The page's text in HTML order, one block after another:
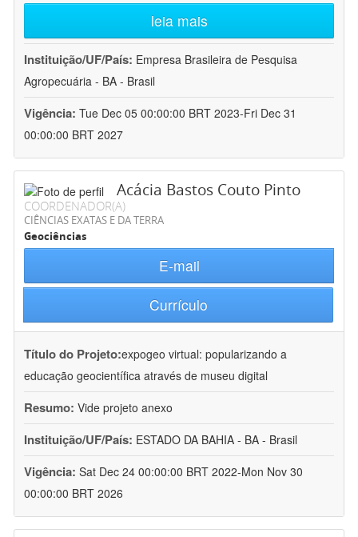
leia mais
Instituição/UF/País: Empresa Brasileira de Pesquisa
Agropecuária - BA - Brasil
Vigência: Tue Dec 05 00:00:00 BRT 2023-Fri Dec 31
00:00:00 BRT 2027
Acácia Bastos Couto Pinto
COORDENADOR(A)
CIÊNCIAS EXATAS E DA TERRA
Geociências
E-mail
Currículo
Título do Projeto:expogeo virtual: popularizando a
educação geocientífica através de museu digital
Resumo: Vide projeto anexo
Instituição/UF/País: ESTADO DA BAHIA - BA - Brasil
Vigência: Sat Dec 24 00:00:00 BRT 2022-Mon Nov 30
00:00:00 BRT 2026